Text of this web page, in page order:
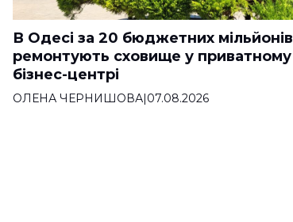
В Одесі за 20 бюджетних мільйонів
ремонтують сховище у приватному
бізнес-центрі
ОЛЕНА ЧЕРНИШОВА|07.08.2026